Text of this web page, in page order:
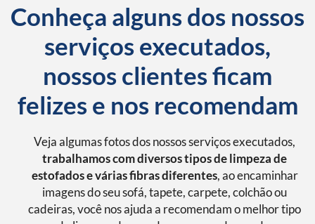
Conheça alguns dos nossos
serviços executados,
nossos clientes ficam
felizes e nos recomendam
Veja algumas fotos dos nossos serviços executados,
trabalhamos com diversos tipos de limpeza de
estofados e várias fibras diferentes, ao encaminhar
imagens do seu sofá, tapete, carpete, colchão ou
cadeiras, você nos ajuda a recomendam o melhor tipo